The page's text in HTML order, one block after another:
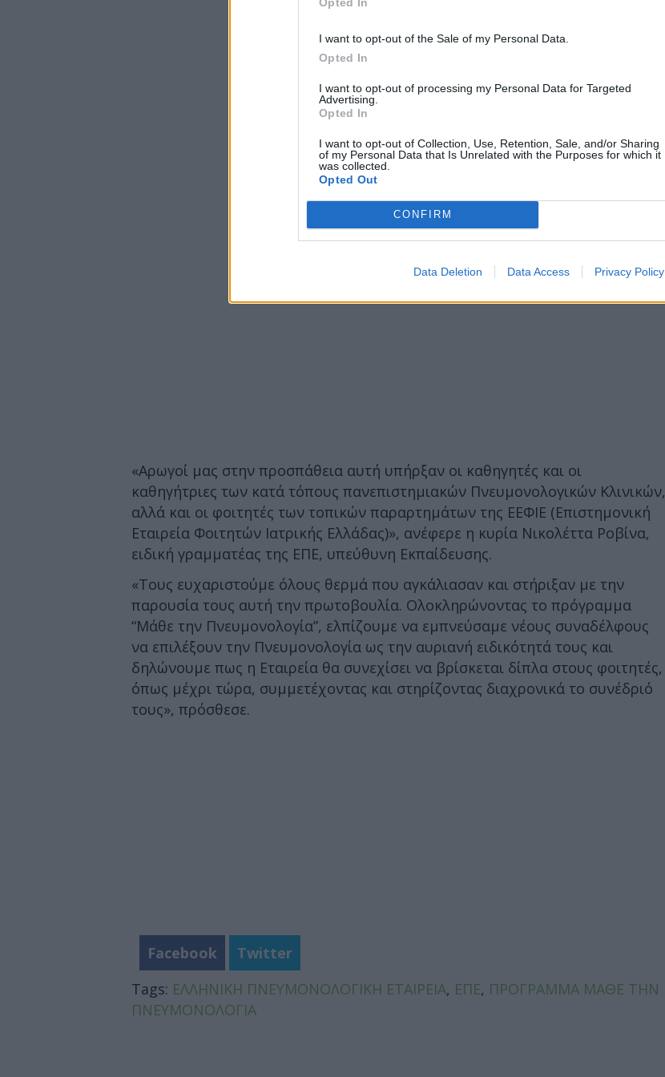
I want to opt-out of the Sale of my Personal Data.
Opted In
I want to opt-out of processing my Personal Data for Targeted
Advertising.
Opted In
I want to opt-out of Collection, Use, Retention, Sale, and/or Sharing
of my Personal Data that Is Unrelated with the Purposes for which it
was collected.
Opted Out
CONFIRM
Data Deletion Data Access Privacy Policy
«Αρωγοί μας στην προσπάθεια αυτή υπήρξαν οι καθηγητές και οι
καθηγήτριες των κατά τόπους πανεπιστημιακών Πνευμονολογικών Κλινικών,
αλλά και οι φοιτητές των τοπικών παραρτημάτων της ΕΕΦΙΕ (Επιστημονική
Εταιρεία Φοιτητών Ιατρικής Ελλάδας)», ανέφερε η κυρία Νικολέττα Ροβίνα,
ειδική γραμματέας της ΕΠΕ, υπεύθυνη Εκπαίδευσης.
«Τους ευχαριστούμε όλους θερμά που αγκάλιασαν και στήριξαν με την
παρουσία τους αυτή την πρωτοβουλία. Ολοκληρώνοντας το πρόγραμμα
“Μάθε την Πνευμονολογία”, ελπίζουμε να εμπνεύσαμε νέους συναδέλφους
να επιλέξουν την Πνευμονολογία ως την αυριανή ειδικότητά τους και
δηλώνουμε πως η Εταιρεία θα συνεχίσει να βρίσκεται δίπλα στους φοιτητές,
όπως μέχρι τώρα, συμμετέχοντας και στηρίζοντας διαχρονικά το συνέδριό
τους», πρόσθεσε.
Facebook
Twitter
Tags: ΕΛΛΗΝΙΚΗ ΠΝΕΥΜΟΝΟΛΟΓΙΚΗ ΕΤΑΙΡΕΙΑ, ΕΠΕ, ΠΡΟΓΡΑΜΜΑ ΜΑΘΕ ΤΗΝ
ΠΝΕΥΜΟΝΟΛΟΓΙΑ